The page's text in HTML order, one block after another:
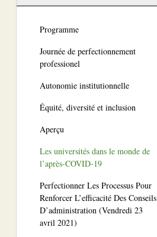
Programme
Journée de perfectionnement
professionel
Autonomie institutionnelle
Équité, diversité et inclusion
Aperçu
Les universités dans le monde de
l’après-COVID-19
Perfectionner Les Processus Pour
Renforcer L’efficacité Des Conseils
D’administration (Vendredi 23
avril 2021)